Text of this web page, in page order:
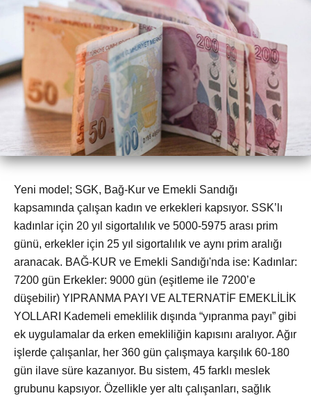
Yeni model; SGK, Bağ-Kur ve Emekli Sandığı
kapsamında çalışan kadın ve erkekleri kapsıyor. SSK’lı
kadınlar için 20 yıl sigortalılık ve 5000-5975 arası prim
günü, erkekler için 25 yıl sigortalılık ve aynı prim aralığı
aranacak. BAĞ-KUR ve Emekli Sandığı'nda ise: Kadınlar:
7200 gün Erkekler: 9000 gün (eşitleme ile 7200’e
düşebilir) YIPRANMA PAYI VE ALTERNATİF EMEKLİLİK
YOLLARI Kademeli emeklilik dışında “yıpranma payı” gibi
ek uygulamalar da erken emekliliğin kapısını aralıyor. Ağır
işlerde çalışanlar, her 360 gün çalışmaya karşılık 60-180
gün ilave süre kazanıyor. Bu sistem, 45 farklı meslek
grubunu kapsıyor. Özellikle yer altı çalışanları, sağlık